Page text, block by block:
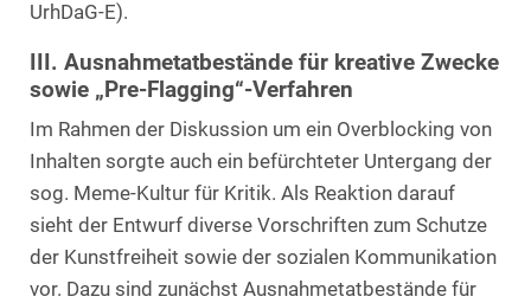
UrhDaG-E).
III. Ausnahmetatbestände für kreative Zwecke
sowie „Pre-Flagging“-Verfahren
Im Rahmen der Diskussion um ein Overblocking von
Inhalten sorgte auch ein befürchteter Untergang der
sog. Meme-Kultur für Kritik. Als Reaktion darauf
sieht der Entwurf diverse Vorschriften zum Schutze
der Kunstfreiheit sowie der sozialen Kommunikation
vor. Dazu sind zunächst Ausnahmetatbestände für